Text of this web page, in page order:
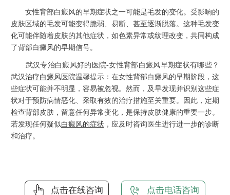
女性背部白癜风的早期症状之一可能是毛发的变化。受影响的
皮肤区域的毛发可能变得脆弱、易断、甚至逐渐脱落。这种毛发变
化可能伴随着皮肤的其他症状，如色素异常或纹理改变，共同构成
了背部白癜风的早期信号。
武汉专治白癜风好的医院-女性背部白癜风早期症状有哪些？
武汉治疗白癜风 医院温馨提示：在女性背部白癜风的早期阶段，这
些症状可能并不明显，容易被忽视。然而，及早发现并识别这些症
状对于预防病情恶化、采取有效的治疗措施至关重要。因此，定期
检查背部皮肤，留意任何异常变化，是保持皮肤健康的重要一步。
若发现任何疑似白癜风的症状 ，应及时咨询医生进行进一步的诊断
和治疗。
点击在线咨询 点击电话咨询